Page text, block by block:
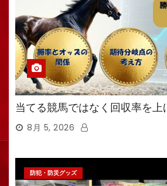
当てる競馬ではなく回収率を上
8月 5, 2026
防犯・防災グッズ